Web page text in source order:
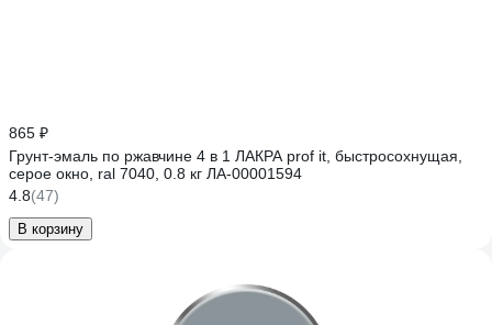
865 ₽
Грунт-эмаль по ржавчине 4 в 1 ЛАКРА prof it, быстросохнущая,
серое окно, ral 7040, 0.8 кг ЛА-00001594
4.8(47)
В корзину